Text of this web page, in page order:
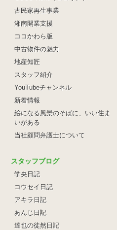
古民家再生事業
湘南開業支援
ココかわら版
中古物件の魅力
地産知匠
スタッフ紹介
YouTubeチャンネル
新着情報
絵になる風景のそばに、 いい住ま
いがある
当社顧問弁護士について
スタッフブログ
学央日記
コウセイ日記
アキラ日記
あんじ日記
達也の徒然日記